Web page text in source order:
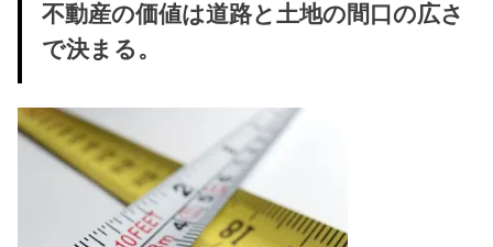
不動産の価値は道路と土地の間口の広さ
で決まる。